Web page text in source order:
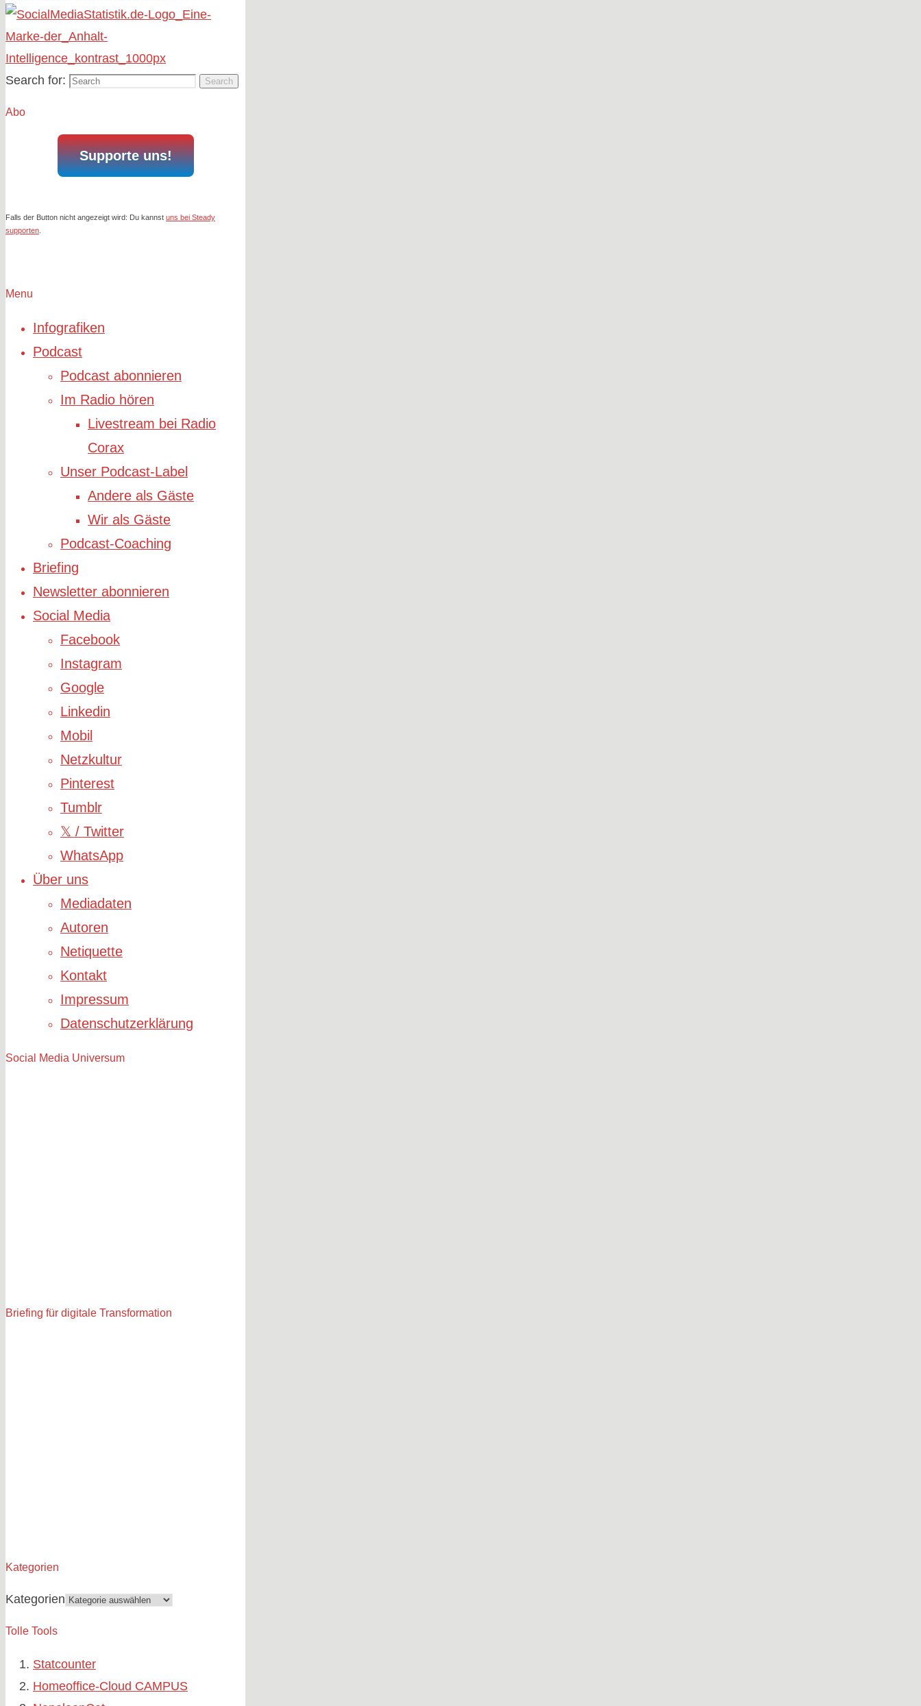
Search for: Search
Abo
Supporte uns!
Falls der Button nicht angezeigt wird: Du kannst uns bei Steady
supporten
Menu
Infografiken
Podcast
Podcast abonnieren
Im Radio hören
Livestream bei Radio
Corax
Unser Podcast-Label
Andere als Gäste
Wir als Gäste
Podcast-Coaching
Briefing
Newsletter abonnieren
Social Media
Facebook
Instagram
Google
Linkedin
Mobil
Netzkultur
Pinterest
Tumblr
𝕏 / Twitter
WhatsApp
Über uns
Mediadaten
Autoren
Netiquette
Kontakt
Impressum
Datenschutzerklärung
Social Media Universum
Briefing für digitale Transformation
Kategorien
Kategorien
Tolle Tools
Statcounter
Homeoffice-Cloud CAMPUS